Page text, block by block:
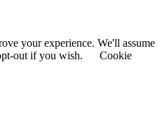
your experience. We'll assume
out if you wish.
Cookie